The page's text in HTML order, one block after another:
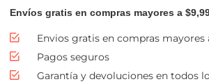
Envíos gratis en compras mayores a
Envios gratis en compras mayores
Pagos seguros
Garantía y devoluciones en todos